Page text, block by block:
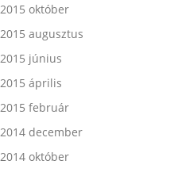
2015 október
2015 augusztus
2015 június
2015 április
2015 február
2014 december
2014 október